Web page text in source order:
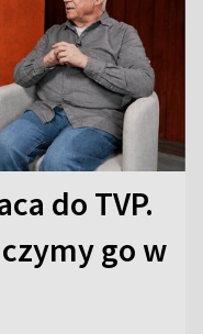
do TVP.
go w